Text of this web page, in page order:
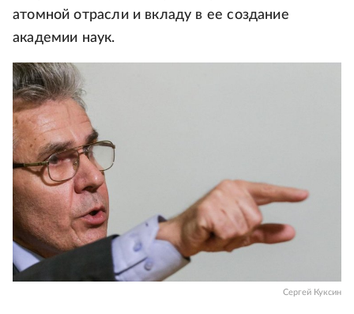
атомной отрасли и вкладу в ее создание
академии наук.
Сергей Куксин